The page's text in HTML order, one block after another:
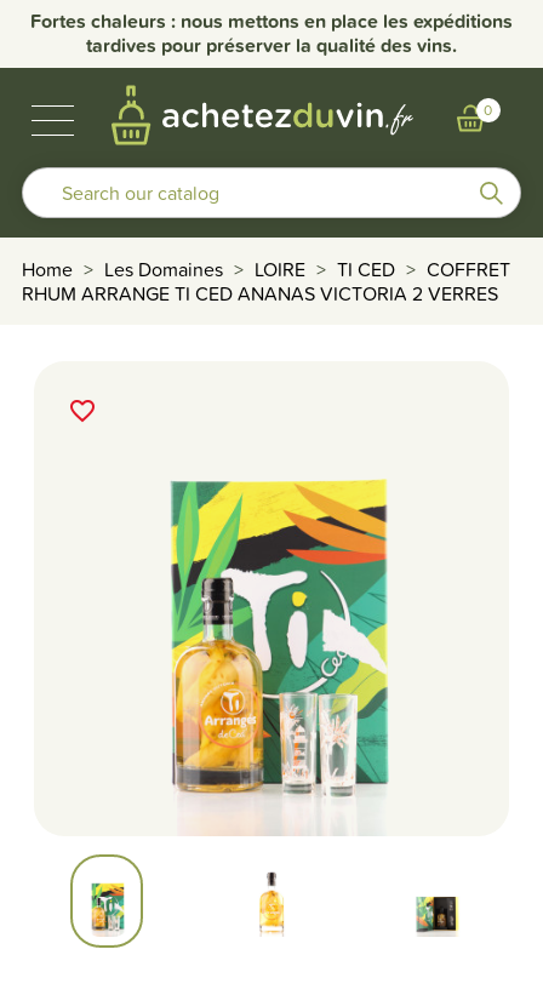
Fortes chaleurs : nous mettons en place les expéditions
tardives pour préserver la qualité des vins.
0
BURGUNDY WINES
OUR DOMAINS
OTHER REGIONS
BUBBLES & SPIRITS
Home Les Domaines LOIRE TI CED
COFFRET
RHUM ARRANGE TI CED ANANAS VICTORIA 2 VERRES
favorite_border